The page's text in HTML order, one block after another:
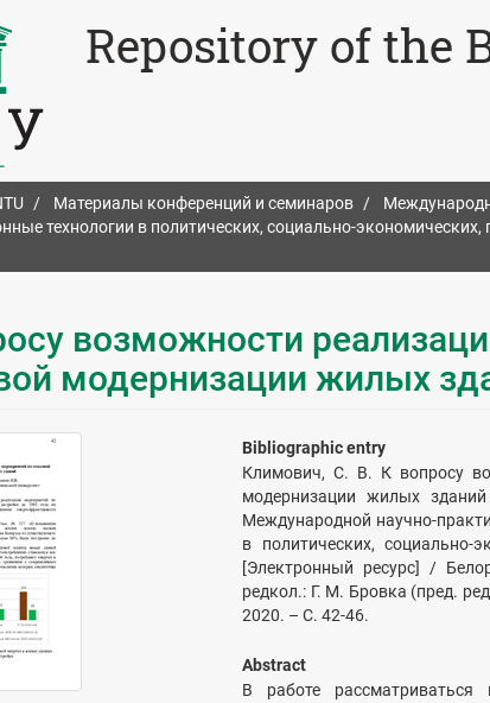
Repository of the
Материалы конференций и семинаров
технологии в политических, социально-экономических,
возможности
модернизации жилых
Bibliographic entry
Климович, С. В. К вопросу
модернизации жилых
Международной научно-
в политических, социально-
[Электронный ресурс] /
редкол.: Г. М. Бровка (пред.
2020. – С. 42-46.
Abstract
В работе рассматриваться